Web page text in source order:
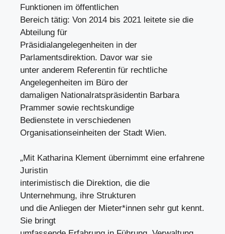
Funktionen im öffentlichen
Bereich tätig: Von 2014 bis 2021 leitete sie die
Abteilung für
Präsidialangelegenheiten in der
Parlamentsdirektion. Davor war sie
unter anderem Referentin für rechtliche
Angelegenheiten im Büro der
damaligen Nationalratspräsidentin Barbara
Prammer sowie rechtskundige
Bedienstete in verschiedenen
Organisationseinheiten der Stadt Wien.
„Mit Katharina Klement übernimmt eine erfahrene
Juristin
interimistisch die Direktion, die die
Unternehmung, ihre Strukturen
und die Anliegen der Mieter*innen sehr gut kennt.
Sie bringt